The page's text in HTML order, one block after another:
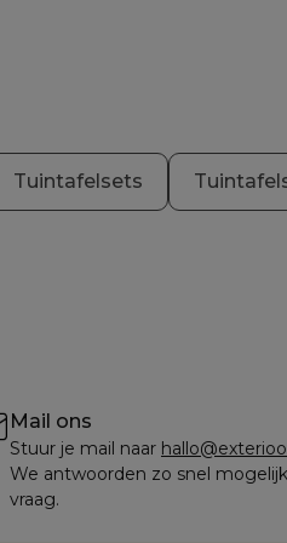
Tuintafelsets
Mail ons
Stuur je mail naar
We antwoorden zo snel
vraag.